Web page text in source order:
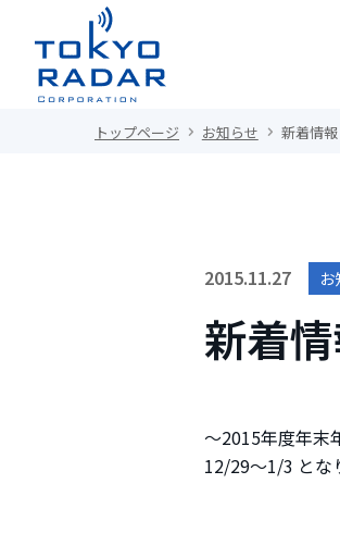
トップページ お知らせ 新着情報
2015.11.27 お
新着
～2015年度年末
12/29～1/3 とな